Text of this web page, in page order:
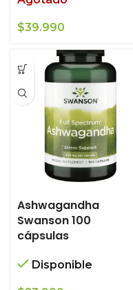
$39.990
Ashwagandha
Swanson 100
cápsulas
Disponible